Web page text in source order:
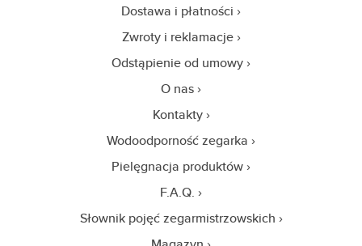
Dostawa i płatności
Zwroty i reklamacje
Odstąpienie od umowy
O nas
Kontakty
Wodoodporność zegarka
Pielęgnacja produktów
F.A.Q.
Słownik pojęć zegarmistrzowskich